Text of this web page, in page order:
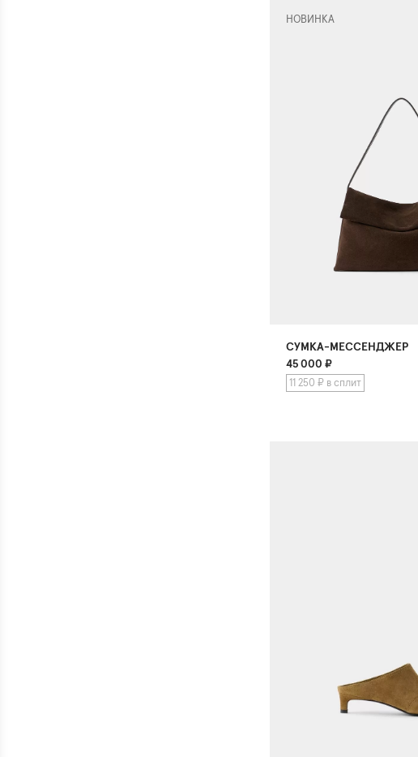
НОВИНКА
СУМКА-МЕССЕНДЖЕР
45 000 ₽
11 250 ₽ в сплит